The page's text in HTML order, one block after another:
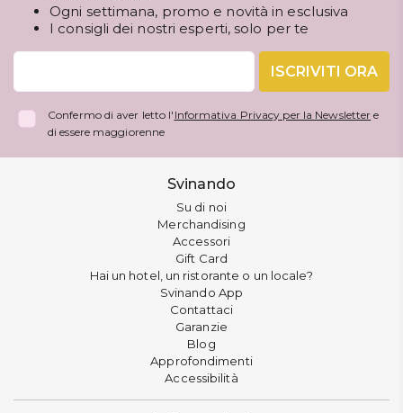
Ogni settimana, promo e novità in esclusiva
I consigli dei nostri esperti, solo per te
ISCRIVITI ORA
Confermo di aver letto l' Informativa Privacy per la Newsletter e
di essere maggiorenne
Svinando
Su di noi
Merchandising
Accessori
Gift Card
Hai un hotel, un ristorante o un locale?
Svinando App
Contattaci
Garanzie
Blog
Approfondimenti
Accessibilità